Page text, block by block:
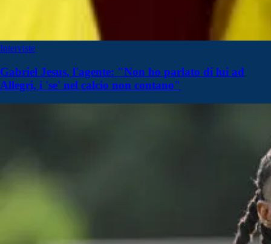
Interviste
Gabriel Jesus, l'agente: "Non ho parlato di lui ad
Allegri, i 'se' nel calcio non contano"